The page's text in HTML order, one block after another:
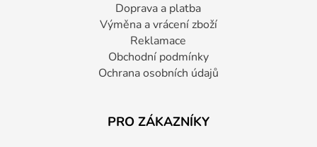
Doprava a platba
Výměna a vrácení zboží
Reklamace
Obchodní podmínky
Ochrana osobních údajů
PRO ZÁKAZNÍKY